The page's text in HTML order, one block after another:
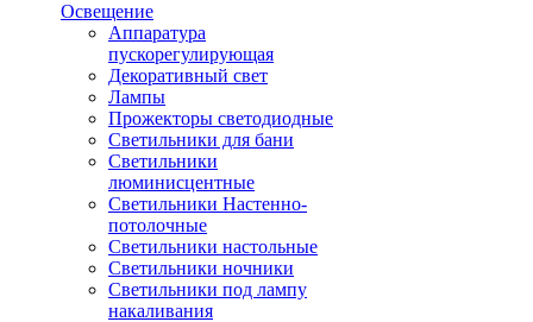
Освещение
Аппаратура
пускорегулирующая
Декоративный свет
Лампы
Прожекторы светодиодные
Светильники для бани
Светильники
люминисцентные
Светильники Настенно-
потолочные
Светильники настольные
Светильники ночники
Светильники под лампу
накаливания